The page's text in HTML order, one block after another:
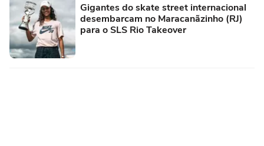
Gigantes do skate street internacional
desembarcam no Maracanãzinho (RJ)
para o SLS Rio Takeover